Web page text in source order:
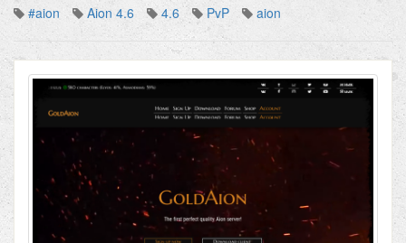
#aion Aion 4.6 4.6 PvP aion